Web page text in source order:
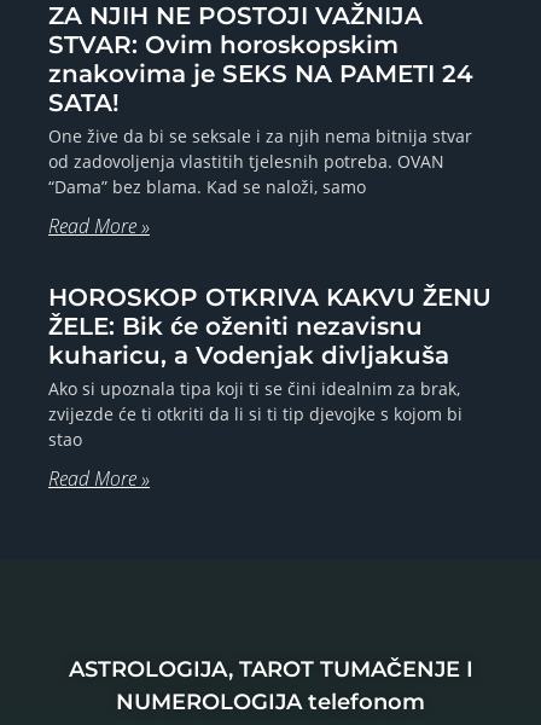
ZA NJIH NE POSTOJI VAŽNIJA
STVAR: Ovim horoskopskim
znakovima je SEKS NA PAMETI 24
SATA!
One žive da bi se seksale i za njih nema bitnija stvar
od zadovoljenja vlastitih tjelesnih potreba. OVAN
“Dama” bez blama. Kad se naloži, samo
Read More »
HOROSKOP OTKRIVA KAKVU ŽENU
ŽELE: Bik će oženiti nezavisnu
kuharicu, a Vodenjak divljakuša
Ako si upoznala tipa koji ti se čini idealnim za brak,
zvijezde će ti otkriti da li si ti tip djevojke s kojom bi
stao
Read More »
ASTROLOGIJA, TAROT TUMAČENJE I
NUMEROLOGIJA telefonom